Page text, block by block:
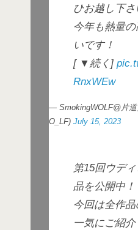
ひお越し下さ
今年も熱量
いです！
[ ▼続く]
RnxWEw
— SmokingWOLF@片道
O_LF) July 15, 2023
第15回ウデ
品を公開中！
今回は全作
一気にご紹介